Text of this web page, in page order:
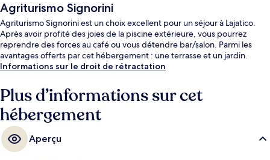
Agriturismo Signorini
Agriturismo Signorini est un choix excellent pour un séjour à Lajatico.
Après avoir profité des joies de la piscine extérieure, vous pourrez
reprendre des forces au café ou vous détendre bar/salon. Parmi les
avantages offerts par cet hébergement : une terrasse et un jardin.
Informations sur le droit de rétractation
Plus d’informations sur cet
hébergement
Aperçu